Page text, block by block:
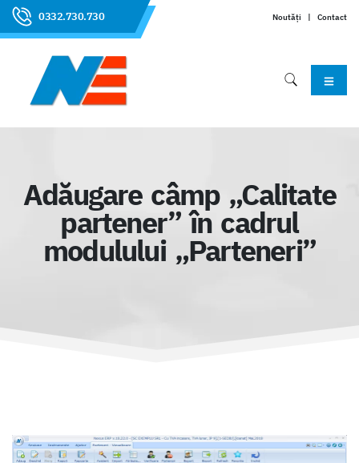
0332.730.730 Noutăți | Contact
Adăugare câmp „Calitate
partener” în cadrul
modulului „Parteneri”